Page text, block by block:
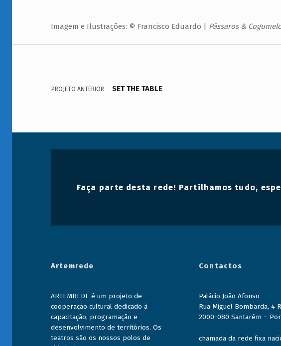
Imagem e Ilustrações: © Francisco Eduardo | Pássaros &
Voltar à navegação principal
Navegação de artigos
PROJETO ANTERIOR SET THE TABLE
Faça parte desta rede! Partilhamos tudo,
Artemrede
ARTEMREDE é um projeto de
cooperação cultural dedicado à
capacitação, programação e
desenvolvimento de territórios. Os
teatros são os nossos polos de
Contactos
Palácio João Afonso
Rua Miguel Bombarda, 4
2000-080 Santarém –
chamada da rede fixa